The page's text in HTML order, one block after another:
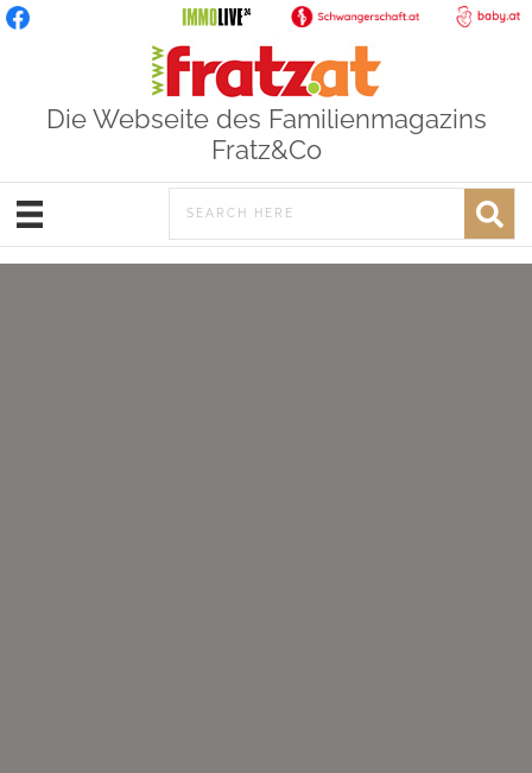
Die Webseite des Familienmagazins
Fratz&Co